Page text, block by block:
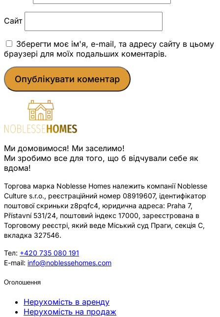
Сайт
Зберегти моє ім'я, e-mail, та адресу сайту в цьому
браузері для моїх подальших коментарів.
Ми домовимося! Ми заселимо!
Ми зробимо все для того, що б відчували себе як
вдома!
Торгова марка Noblesse Homes належить компанії Noblesse
Culture s.r.o., реєстраційний номер 08919607, ідентифікатор
поштової скриньки z8pqfc4, юридична адреса: Praha 7,
Přístavní 531/24, поштовий індекс 17000, зареєстрована в
Торговому реєстрі, який веде Міський суд Праги, секція C,
вкладка 327546.
Тел: +420 735 080 191
E-mail: info@noblessehomes.com
Оголошення
Нерухомість в аренду
Нерухомість на продаж